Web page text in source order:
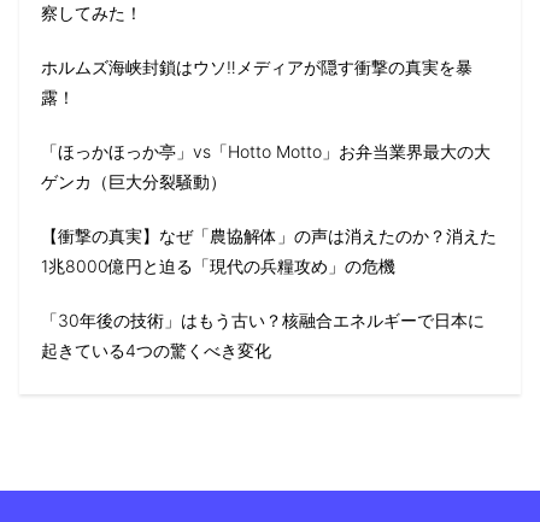
察してみた！
ホルムズ海峡封鎖はウソ‼️メディアが隠す衝撃の真実を暴
露！
「ほっかほっか亭」vs「Hotto Motto」お弁当業界最大の大
ゲンカ（巨大分裂騒動）
【衝撃の真実】なぜ「農協解体」の声は消えたのか？消えた
1兆8000億円と迫る「現代の兵糧攻め」の危機
「30年後の技術」はもう古い？核融合エネルギーで日本に
起きている4つの驚くべき変化